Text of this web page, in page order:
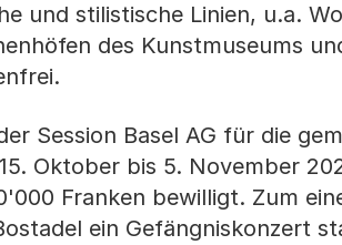
und stilistische Linien, u.a.
des Kunstmuseums
Session Basel AG für die
Oktober bis 5. November
Franken bewilligt. Zum
ein Gefängniskonzert